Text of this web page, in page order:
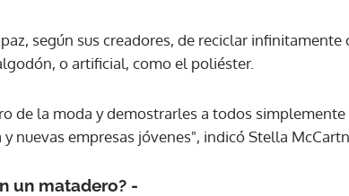
ACEPTAR
según sus creadores, de reciclar
o artificial, como el poliéster.
de la moda y demostrarles a todos simplemente
nuevas empresas jóvenes", indicó Stella
un matadero? -